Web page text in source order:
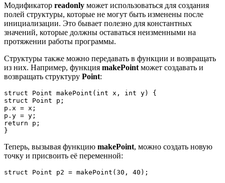
Модификатор readonly может использоваться для создания
полей структуры, которые не могут быть изменены после
инициализации. Это бывает полезно для константных
значений, которые должны оставаться неизменными на
протяжении работы программы.
Структуры также можно передавать в функции и возвращать
из них. Например, функция makePoint может создавать и
возвращать структуру Point:
struct Point makePoint(int x, int y) {
struct Point p;
p.x = x;
p.y = y;
return p;
Теперь, вызывая функцию makePoint, можно создать новую
точку и присвоить её переменной: